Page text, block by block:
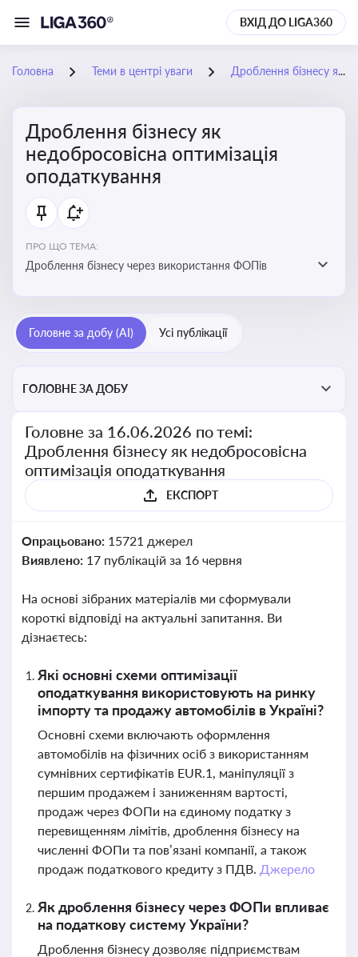
ВХІД ДО LIGA360
Головна Теми в центрі уваги Дроблення бізнесу як недобросовісна оптимізація оподаткування
Дроблення бізнесу як
недобросовісна оптимізація
оподаткування
ПРО ЩО ТЕМА:
Дроблення бізнесу через використання ФОПів
Головне за добу (AI) Усі публікації
ГОЛОВНЕ ЗА ДОБУ
Головне за 16.06.2026 по темі:
Дроблення бізнесу як недобросовісна
оптимізація оподаткування
ЕКСПОРТ
Опрацьовано: 15721 джерел
Виявлено: 17 публікацій за 16 червня
На основі зібраних матеріалів ми сформували
короткі відповіді на актуальні запитання. Ви
дізнаєтесь:
Які основні схеми оптимізації
оподаткування використовують на ринку
імпорту та продажу автомобілів в Україні?
Основні схеми включають оформлення
автомобілів на фізичних осіб з використанням
сумнівних сертифікатів EUR.1, маніпуляції з
першим продажем і заниженням вартості,
продаж через ФОПи на єдиному податку з
перевищенням лімітів, дроблення бізнесу на
численні ФОПи та пов’язані компанії, а також
продаж податкового кредиту з ПДВ. Джерело
Як дроблення бізнесу через ФОПи впливає
на податкову систему України?
Дроблення бізнесу дозволяє підприємствам